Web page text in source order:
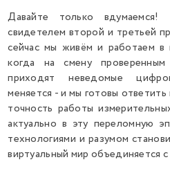
Давайте только
свидетелем второй и третьей
сейчас мы живём и работаем
когда на смену проверенным
приходят неведомые
меняется - и мы готовы ответить
точность работы
актуально в эту переломную
технологиями и разумом
виртуальный мир объединяется